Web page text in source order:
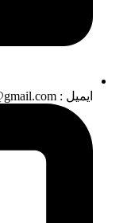
ایمیل : maadlaboratory@gmail.com